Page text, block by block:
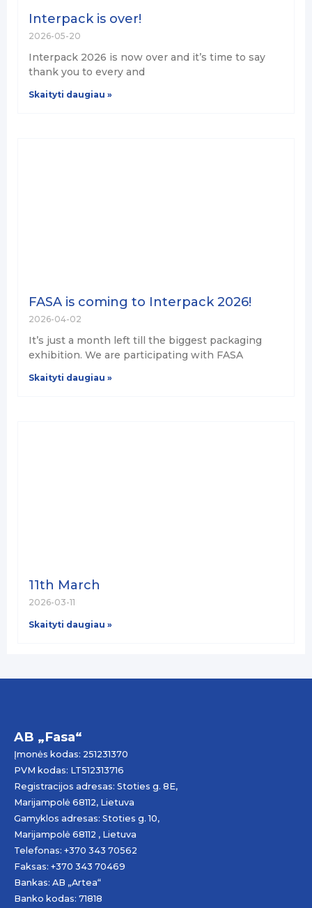
Interpack is over!
2026-05-20
Interpack 2026 is now over and it’s time to say
thank you to every and
Skaityti daugiau »
FASA is coming to Interpack 2026!
2026-04-02
It’s just a month left till the biggest packaging
exhibition. We are participating with FASA
Skaityti daugiau »
11th March
2026-03-11
Skaityti daugiau »
AB „Fasa“
Įmonės kodas: 251231370
PVM kodas: LT512313716
Registracijos adresas: Stoties g. 8E,
Marijampolė 68112, Lietuva
Gamyklos adresas: Stoties g. 10,
Marijampolė 68112 , Lietuva
Telefonas: +370 343 70562
Faksas: +370 343 70469
Bankas: AB „Artea“
Banko kodas: 71818